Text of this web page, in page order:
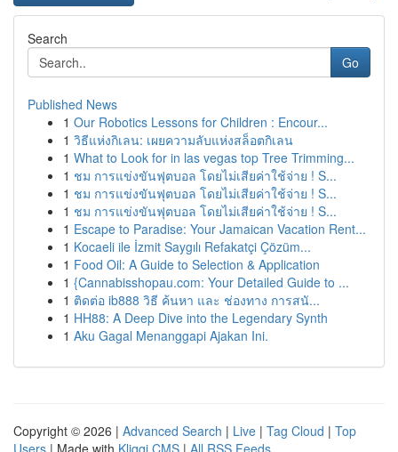
Search
Go
Published News
1 Our Robotics Lessons for Children : Encour...
1 วิธีแห่งกิเลน: เผยความลับแห่งสล็อตกิเลน
1 What to Look for in las vegas top Tree Trimming...
1 ชม การแข่งขันฟุตบอล โดยไม่เสียค่าใช้จ่าย ! S...
1 ชม การแข่งขันฟุตบอล โดยไม่เสียค่าใช้จ่าย ! S...
1 ชม การแข่งขันฟุตบอล โดยไม่เสียค่าใช้จ่าย ! S...
1 Escape to Paradise: Your Jamaican Vacation Rent...
1 Kocaeli ile İzmit Saygılı Refakatçi Çözüm...
1 Food Oil: A Guide to Selection & Application
1 {Cannabisshopau.com: Your Detailed Guide to ...
1 ติดต่อ ib888 วิธี ค้นหา และ ช่องทาง การสนั...
1 HH88: A Deep Dive into the Legendary Synth
1 Aku Gagal Menanggapi Ajakan Ini.
Copyright © 2026 | Advanced Search | Live | Tag Cloud | Top
Users | Made with Kliqqi CMS | All RSS Feeds